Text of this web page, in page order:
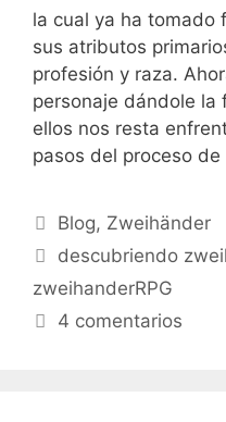
la cual ya ha tomado
sus atributos
profesión y raza.
personaje dándole la
ellos nos resta
pasos del proceso
Categorías
Blog, Zweihänder
Etiquetas
descubriendo
zweihanderRPG
4 comentarios